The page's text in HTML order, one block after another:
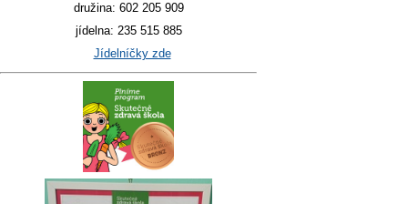
družina: 602 205 909
jídelna: 235 515 885
Jídelníčky zde